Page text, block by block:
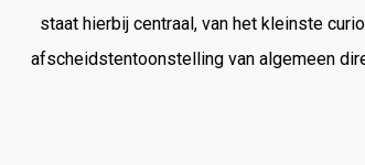
staat hierbij centraal, van het kleinste
afscheidstentoonstelling van algemeen